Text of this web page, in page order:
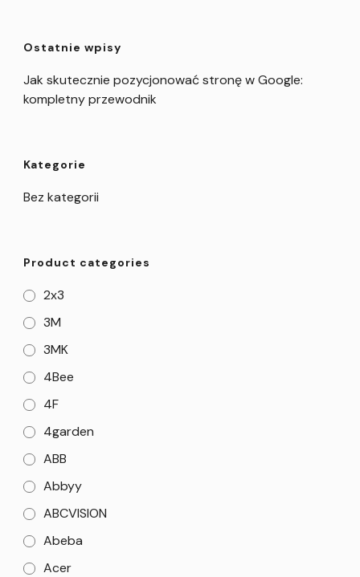
Ostatnie wpisy
Jak skutecznie pozycjonować stronę w Google:
kompletny przewodnik
Kategorie
Bez kategorii
Product categories
2x3
3M
3MK
4Bee
4F
4garden
ABB
Abbyy
ABCVISION
Abeba
Acer